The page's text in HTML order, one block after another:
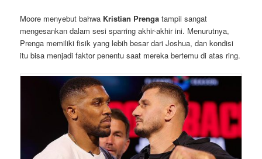
Moore menyebut bahwa Kristian Prenga tampil sangat
mengesankan dalam sesi sparring akhir-akhir ini. Menurutnya,
Prenga memiliki fisik yang lebih besar dari Joshua, dan kondisi
itu bisa menjadi faktor penentu saat mereka bertemu di atas ring.